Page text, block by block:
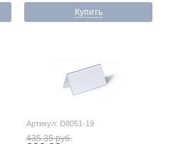
Купить
Артикул: D8051-19
435.35 руб.